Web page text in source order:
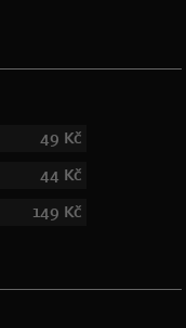
49 Kč
44 Kč
149 Kč